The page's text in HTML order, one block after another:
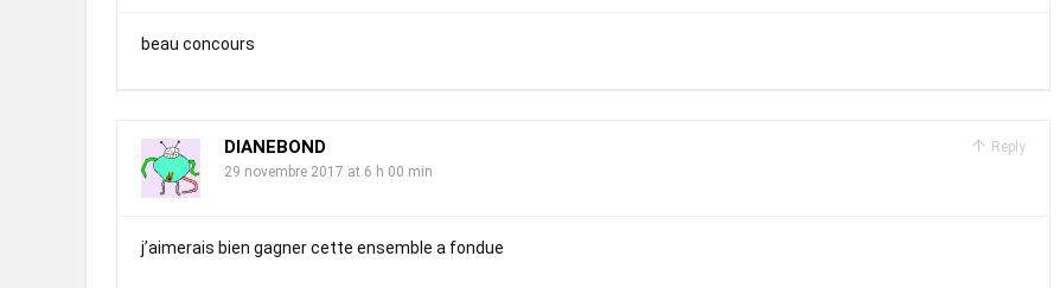
beau concours
Reply
DIANEBOND
29 novembre 2017 at 6 h 00 min
j’aimerais bien gagner cette ensemble a fondue